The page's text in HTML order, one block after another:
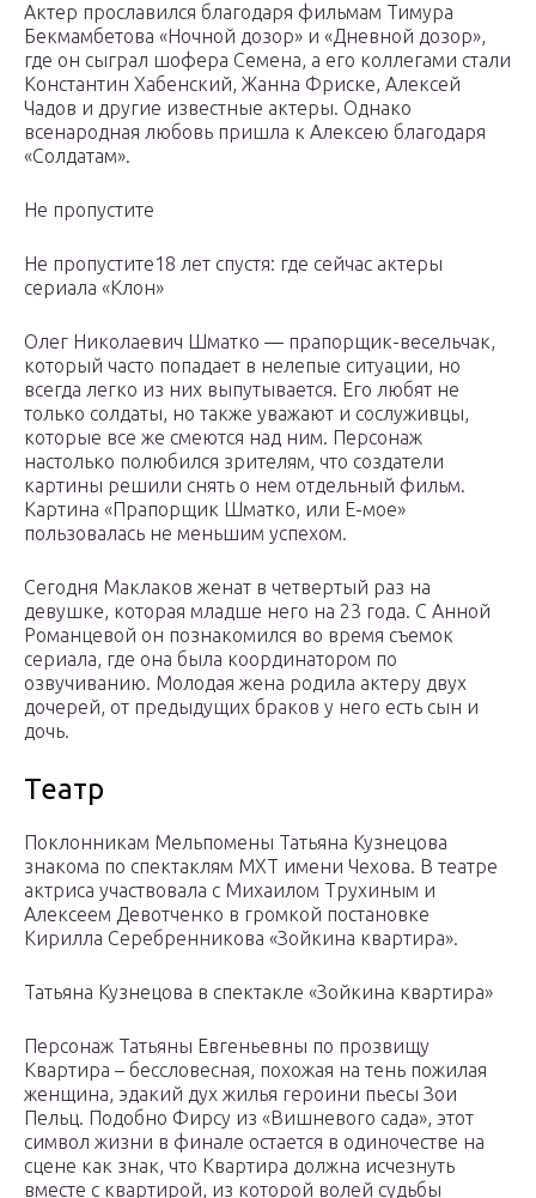
Актер прославился благодаря фильмам Тимура
Бекмамбетова «Ночной дозор» и «Дневной дозор»,
где он сыграл шофера Семена, а его коллегами стали
Константин Хабенский, Жанна Фриске, Алексей
Чадов и другие известные актеры. Однако
всенародная любовь пришла к Алексею благодаря
«Солдатам».
Не пропустите
Не пропустите18 лет спустя: где сейчас актеры
сериала «Клон»
Олег Николаевич Шматко — прапорщик-весельчак,
который часто попадает в нелепые ситуации, но
всегда легко из них выпутывается. Его любят не
только солдаты, но также уважают и сослуживцы,
которые все же смеются над ним. Персонаж
настолько полюбился зрителям, что создатели
картины решили снять о нем отдельный фильм.
Картина «Прапорщик Шматко, или Е-мое»
пользовалась не меньшим успехом.
Сегодня Маклаков женат в четвертый раз на
девушке, которая младше него на 23 года. С Анной
Романцевой он познакомился во время съемок
сериала, где она была координатором по
озвучиванию. Молодая жена родила актеру двух
дочерей, от предыдущих браков у него есть сын и
дочь.
Театр
Поклонникам Мельпомены Татьяна Кузнецова
знакома по спектаклям МХТ имени Чехова. В театре
актриса участвовала с Михаилом Трухиным и
Алексеем Девотченко в громкой постановке
Кирилла Серебренникова «Зойкина квартира».
Татьяна Кузнецова в спектакле «Зойкина квартира»
Персонаж Татьяны Евгеньевны по прозвищу
Квартира – бессловесная, похожая на тень пожилая
женщина, эдакий дух жилья героини пьесы Зои
Пельц. Подобно Фирсу из «Вишневого сада», этот
символ жизни в финале остается в одиночестве на
сцене как знак, что Квартира должна исчезнуть
вместе с квартирой, из которой волей судьбы